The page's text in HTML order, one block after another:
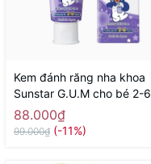
Kem đánh răng nha khoa
Sunstar G.U.M cho bé 2-6
tuổi 70g ( hương nho) -
Hàng Nhật nội địa
88.000₫
99.000₫ (-11%)